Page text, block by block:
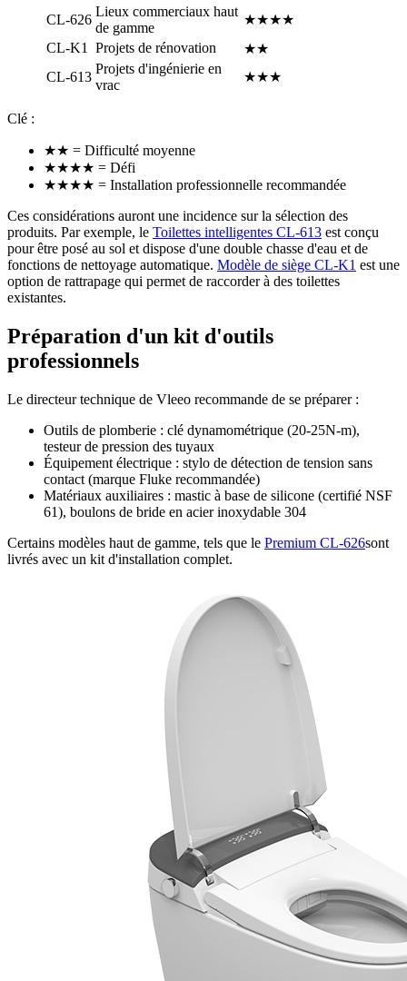
CL-626
Lieux commerciaux haut
de gamme
★★★★
CL-K1
Projets de rénovation
★★
CL-613
Projets d'ingénierie en
vrac
★★★
Clé :
★★ = Difficulté moyenne
★★★★ = Défi
★★★★ = Installation professionnelle recommandée
Ces considérations auront une incidence sur la sélection des
produits. Par exemple, le Toilettes intelligentes CL-613 est conçu
pour être posé au sol et dispose d'une double chasse d'eau et de
fonctions de nettoyage automatique. Modèle de siège CL-K1 est une
option de rattrapage qui permet de raccorderà des toilettes
existantes.
Préparation d'un kit d'outils
professionnels
Le directeur technique de Vleeo recommande de se préparer :
Outils de plomberie : clé dynamométrique (20-25N-m),
testeur de pression des tuyaux
Équipement électrique : stylo de détection de tension sans
contact (marque Fluke recommandée)
Matériaux auxiliaires : mastic à base de silicone (certifié NSF
61), boulons de bride en acier inoxydable 304
Certains modèles haut de gamme, tels que le Premium CL-626sont
livrés avec un kit d'installation complet.